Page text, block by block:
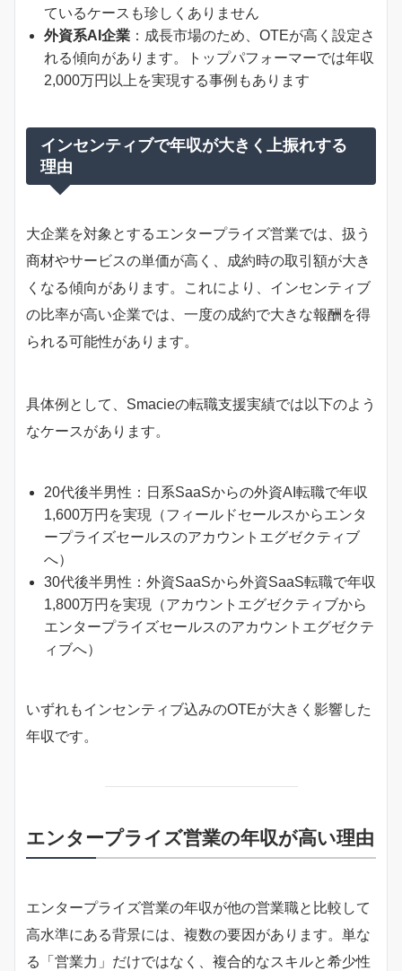
ているケースも珍しくありません
外資系AI企業 ：成長市場のため、OTEが高く設定さ
れる傾向があります。トップパフォーマーでは年収
2,000万円以上を実現する事例もあります
インセンティブで年収が大きく上振れする
理由
大企業を対象とするエンタープライズ営業では、扱う
商材やサービスの単価が高く、成約時の取引額が大き
くなる傾向があります。これにより、インセンティブ
の比率が高い企業では、一度の成約で大きな報酬を得
られる可能性があります。
具体例として、Smacieの転職支援実績では以下のよう
なケースがあります。
20代後半男性：日系SaaSからの外資AI転職で年収
1,600万円を実現（フィールドセールスからエンタ
ープライズセールスのアカウントエグゼクティブ
へ）
30代後半男性：外資SaaSから外資SaaS転職で年収
1,800万円を実現（アカウントエグゼクティブから
エンタープライズセールスのアカウントエグゼクテ
ィブへ）
いずれもインセンティブ込みのOTEが大きく影響した
年収です。
エンタープライズ営業の年収が高い理由
エンタープライズ営業の年収が他の営業職と比較して
高水準にある背景には、複数の要因があります。単な
る「営業力」だけではなく、複合的なスキルと希少性